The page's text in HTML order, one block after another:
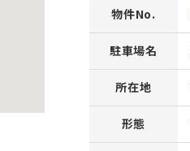
物件No.
駐車場名
所在地
形態